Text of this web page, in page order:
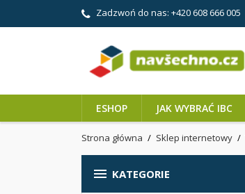
Zadzwoń do nas: +420 608 666 005
ESHOP JAK WYBRAĆ IBC
Strona główna Sklep internetowy
 KATEGORIE